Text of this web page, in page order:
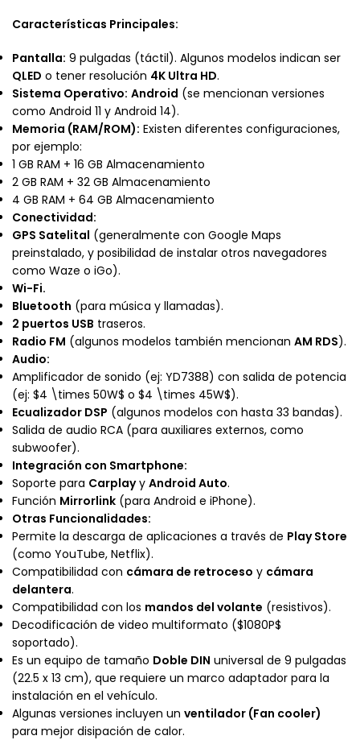
Características Principales:
Pantalla: 9 pulgadas (táctil). Algunos modelos indican ser
QLED o tener resolución 4K Ultra HD.
Sistema Operativo: Android (se mencionan versiones
como Android 11 y Android 14).
Memoria (RAM/ROM): Existen diferentes configuraciones,
por ejemplo:
1 GB RAM + 16 GB Almacenamiento
2 GB RAM + 32 GB Almacenamiento
4 GB RAM + 64 GB Almacenamiento
Conectividad:
GPS Satelital (generalmente con Google Maps
preinstalado, y posibilidad de instalar otros navegadores
como Waze o iGo).
Wi-Fi.
Bluetooth (para música y llamadas).
2 puertos USB traseros.
Radio FM (algunos modelos también mencionan AM RDS).
Audio:
Amplificador de sonido (ej: YD7388) con salida de potencia
(ej: $4 \times 50W$ o $4 \times 45W$).
Ecualizador DSP (algunos modelos con hasta 33 bandas).
Salida de audio RCA (para auxiliares externos, como
subwoofer).
Integración con Smartphone:
Soporte para Carplayy Android Auto.
Función Mirrorlink (para Android e iPhone).
Otras Funcionalidades:
Permite la descarga de aplicaciones a través de Play Store
(como YouTube, Netflix).
Compatibilidad con cámara de retroceso y cámara
delantera.
Compatibilidad con los mandos del volante (resistivos).
Decodificación de video multiformato ($1080P$
soportado).
Es un equipo de tamaño Doble DIN universal de 9 pulgadas
(22.5 x 13 cm), que requiere un marco adaptador para la
instalación en el vehículo.
Algunas versiones incluyen un ventilador (Fan cooler)
para mejor disipación de calor.